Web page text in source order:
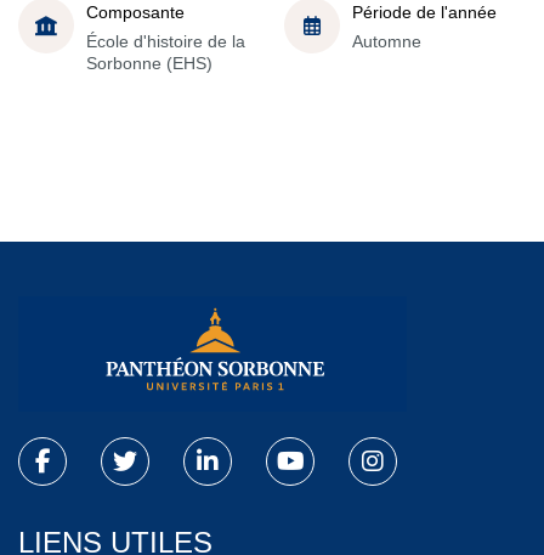
Composante
École d'histoire de la
Sorbonne (EHS)
Période de l'année
Automne
LIENS UTILES